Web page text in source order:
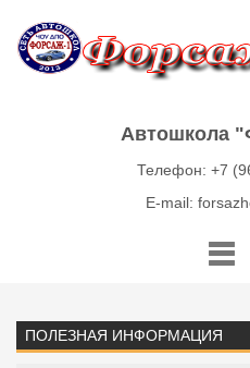
Автошкола
Телефон: +7
E-mail:
ПОЛЕЗНАЯ ИНФОРМАЦИЯ